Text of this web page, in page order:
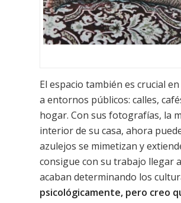
El espacio también es crucial
a entornos públicos: calles,
hogar. Con sus fotografías, la
interior de su casa, ahora
azulejos se mimetizan y
consigue con su trabajo llegar
acaban determinando los
psicológicamente, pero creo